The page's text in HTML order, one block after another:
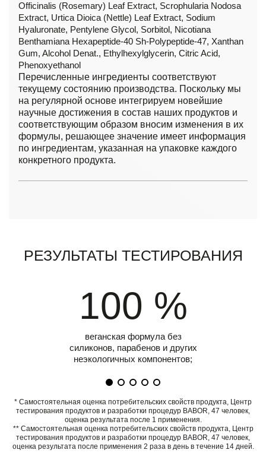
Officinalis (Rosemary) Leaf Extract, Scrophularia Nodosa
Extract, Urtica Dioica (Nettle) Leaf Extract, Sodium
Hyaluronate, Pentylene Glycol, Sorbitol, Nicotiana
Benthamiana Hexapeptide-40 Sh-Polypeptide-47, Xanthan
Gum, Alcohol Denat., Ethylhexylglycerin, Citric Acid,
Phenoxyethanol
Перечисленные ингредиенты соответствуют
текущему состоянию производства. Поскольку мы
на регулярной основе интегрируем новейшие
научные достижения в состав наших продуктов и
соответствующим образом вносим изменения в их
формулы, решающее значение имеет информация
по ингредиентам, указанная на упаковке каждого
конкретного продукта.
Результаты тестирования
100 %
веганская формула без
силиконов, парабенов и других
неэкологичных компонентов;
* Самостоятельная оценка потребительских свойств продукта, Центр
тестирования продуктов и разработки процедур BABOR, 47 человек,
оценка результата после 1 применения.
** Самостоятельная оценка потребительских свойств продукта, Центр
тестирования продуктов и разработки процедур BABOR, 47 человек,
оценка результата после применения 2 раза в день в течение 14 дней.